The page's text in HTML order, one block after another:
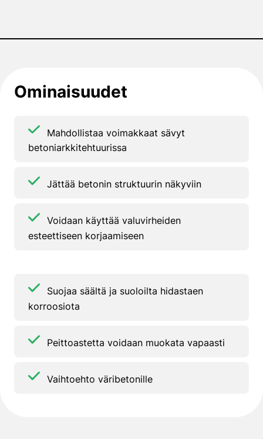
Ominaisuudet
Mahdollistaa voimakkaat sävyt
betoniarkkitehtuurissa
Jättää betonin struktuurin näkyviin
Voidaan käyttää valuvirheiden
esteettiseen korjaamiseen
Suojaa säältä ja suoloilta hidastaen
korroosiota
Peittoastetta voidaan muokata vapaasti
Vaihtoehto väribetonille